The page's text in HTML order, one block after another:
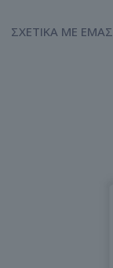
ΣΧΕΤΙΚΑ ΜΕ ΕΜΑΣ